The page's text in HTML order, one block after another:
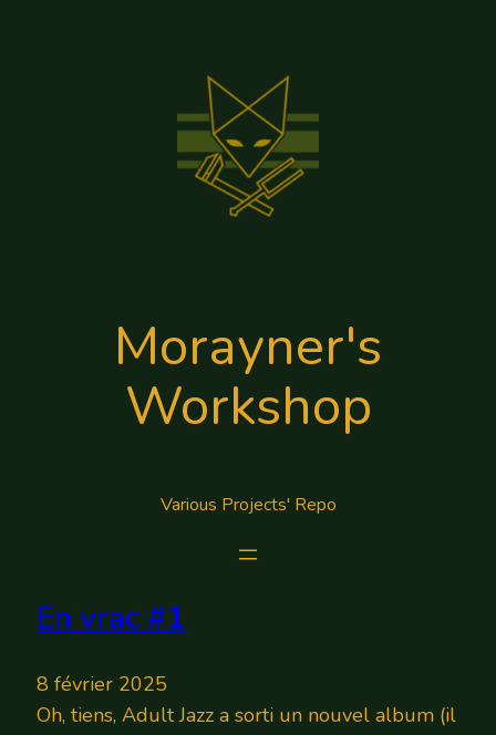
Morayner's
Workshop
Various Projects' Repo
En vrac #1
8 février 2025
Oh, tiens, Adult Jazz a sorti un nouvel album (il